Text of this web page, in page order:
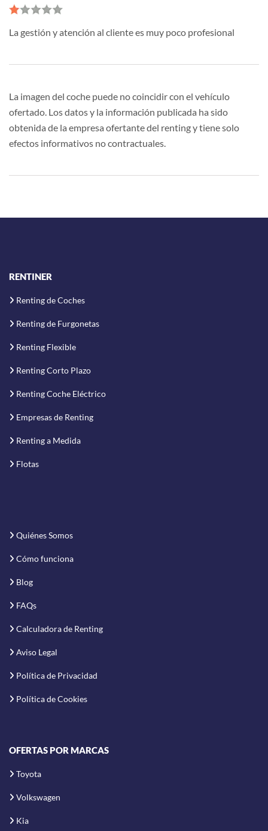
La gestión y atención al cliente es muy poco profesional
La imagen del coche puede no coincidir con el vehículo
ofertado. Los datos y la información publicada ha sido
obtenida de la empresa ofertante del renting y tiene solo
efectos informativos no contractuales.
RENTINER
Renting de Coches
Renting de Furgonetas
Renting Flexible
Renting Corto Plazo
Renting Coche Eléctrico
Empresas de Renting
Renting a Medida
Flotas
Quiénes Somos
Cómo funciona
Blog
FAQs
Calculadora de Renting
Aviso Legal
Política de Privacidad
Política de Cookies
OFERTAS POR MARCAS
Toyota
Volkswagen
Kia